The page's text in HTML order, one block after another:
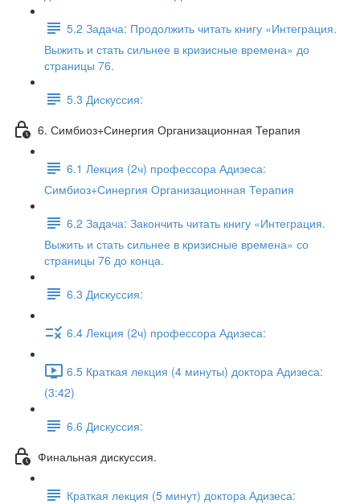
5.2 Задача: Продолжить читать книгу «Интеграция.
Выжить и стать сильнее в кризисные времена» до
страницы 76.
5.3 Дискуссия:
6. Симбиоз+Синергия Организационная Терапия
6.1 Лекция (2ч) профессора Адизеса:
Симбиоз+Синергия Организационная Терапия
6.2 Задача: Закончить читать книгу «Интеграция.
Выжить и стать сильнее в кризисные времена» со
страницы 76 до конца.
6.3 Дискуссия:
6.4 Лекция (2ч) профессора Адизеса:
6.5 Краткая лекция (4 минуты) доктора Адизеса:
(3:42)
6.6 Дискуссия:
Финальная дискуссия.
Краткая лекция (5 минут) доктора Адизеса: